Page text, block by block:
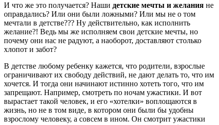
И что же это получается? Наши детские мечты и желания не
оправдались? Или они были ложными? Или мы не о том
мечтали в детстве??? Ну действительно, как исполнить
желание?! Ведь мы же исполняем свои детские мечты, но
почему они нас не радуют, а наоборот, доставляют столько
хлопот и забот?
В детстве любому ребенку кажется, что родители, взрослые
ограничивают их свободу действий, не дают делать то, что им
хочется. И тогда они начинают истинно хотеть того, что им
запрещают. Например, смотреть по ночам ужастики. И вот
вырастает такой человек, и его «хотелки» воплощаются в
жизнь, но не в том виде, в котором они были бы удобны
взрослому человеку, а совсем в ином. Он смотрит ужастики